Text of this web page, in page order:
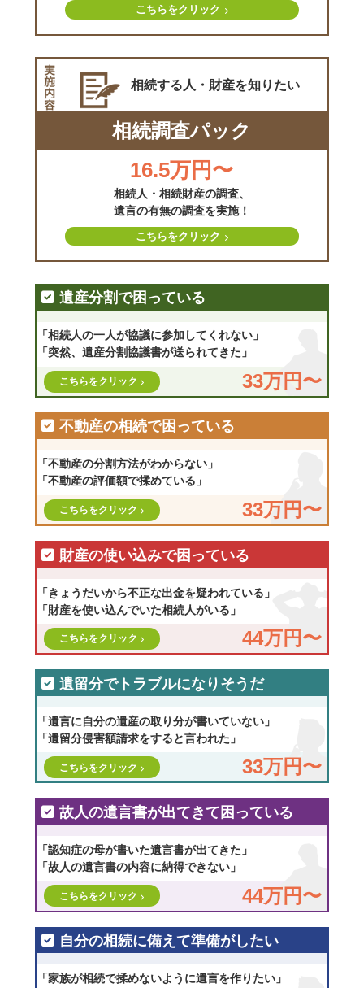
こちらをクリック
相続する人・財産を知りたい
相続調査パック
16.5万円〜
相続人・相続財産の調査、
遺言の有無の調査を実施！
こちらをクリック
遺産分割で困っている
「相続人の一人が協議に参加してくれない」
「突然、遺産分割協議書が送られてきた」
33万円〜
こちらをクリック
不動産の相続で困っている
「不動産の分割方法がわからない」
「不動産の評価額で揉めている」
33万円〜
こちらをクリック
財産の使い込みで困っている
「きょうだいから不正な出金を疑われている」
「財産を使い込んでいた相続人がいる」
44万円〜
こちらをクリック
遺留分でトラブルになりそうだ
「遺言に自分の遺産の取り分が書いていない」
「遺留分侵害額請求をすると言われた」
33万円〜
こちらをクリック
故人の遺言書が出てきて困っている
「認知症の母が書いた遺言書が出てきた」
「故人の遺言書の内容に納得できない」
44万円〜
こちらをクリック
自分の相続に備えて準備がしたい
「家族が相続で揉めないように遺言を作りたい」